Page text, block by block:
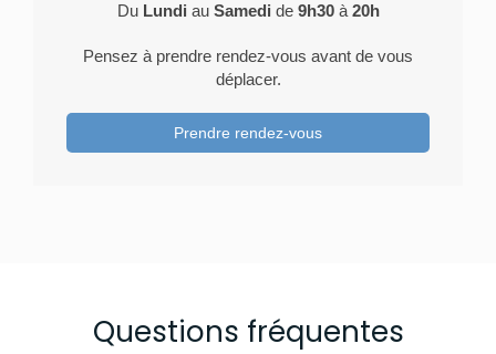
Du Lundi au Samedi de 9h30à 20h
Pensez à prendre rendez-vous avant de vous
déplacer.
Prendre rendez-vous
Questions fréquentes